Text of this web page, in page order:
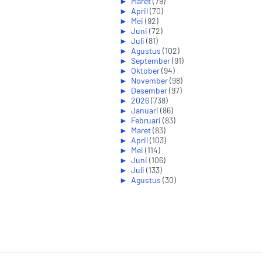
► April(70)
► Mei (92)
► Juni (72)
► Juli (81)
► Agustus (102)
► September(91)
► Oktober(94)
► November(98)
► Desember(97)
► 2026(738)
► Januari (86)
► Februari (83)
► Maret(83)
► April(103)
► Mei (114)
► Juni (106)
► Juli (133)
► Agustus (30)